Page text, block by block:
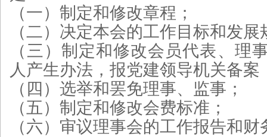
（一）制定和修改章程；
（二）决定本会的工作目标和发展
（三）制定和修改会员代表、理
人产生办法，报党建领导机关备案
（四）选举和罢免理事、监事；
（五）制定和修改会费标准；
（六）审议理事会的工作报告和财